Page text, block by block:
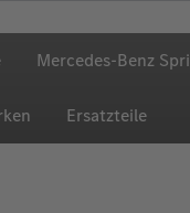
Mercedes-Benz
Ersatzteile